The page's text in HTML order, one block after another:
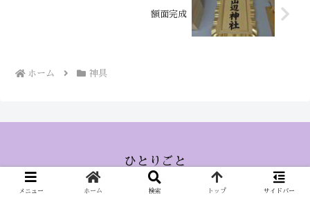
額面完成
ホーム 神具
ひとりごと
© 2015 ひとりごと.
メニュー ホーム 検索 トップ サイドバー